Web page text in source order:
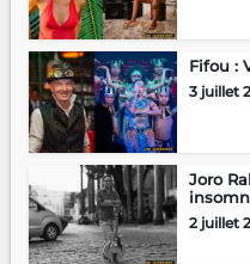
Fifou :
3 juillet
Joro
2 juillet